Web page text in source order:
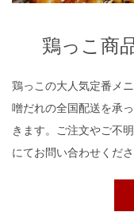
鶏っこ商
鶏っこの大人気定番メ
噌だれの全国配送を承
きます。ご注文やご不
にてお問い合わせくださ